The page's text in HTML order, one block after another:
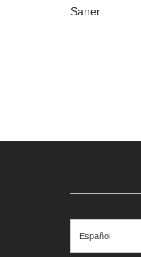
Saner
Español